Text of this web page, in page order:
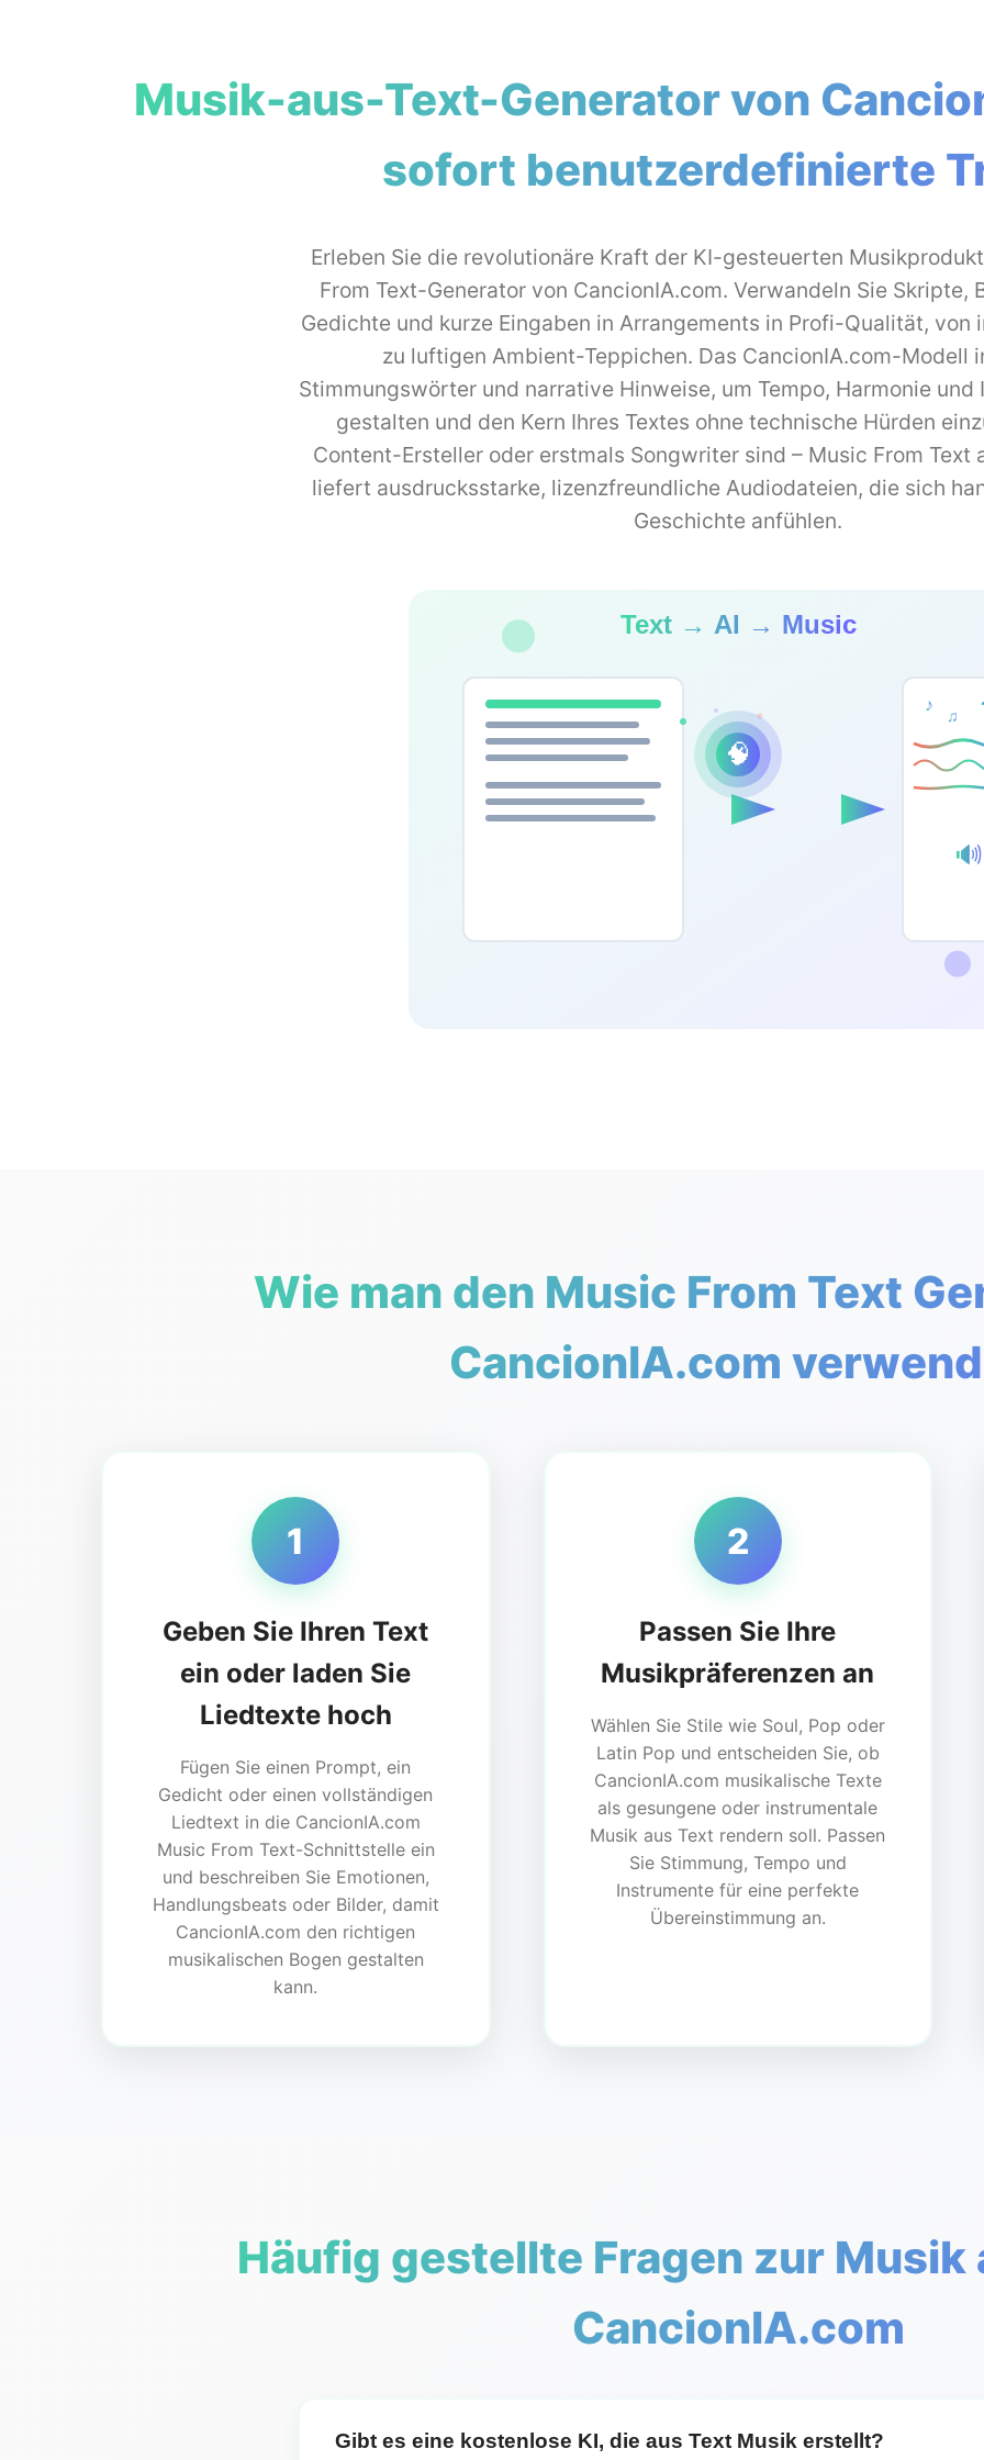
Musik-aus-Text-Generator von
sofort benutzerdefinierte
Erleben Sie die revolutionäre Kraft der KI-gesteuerten
From Text-Generator von CancionIA.com. Verwandeln Sie Skripte,
Gedichte und kurze Eingaben in Arrangements in Profi-Qualität, von
zu luftigen Ambient-Teppichen. Das CancionIA.com-Modell
Stimmungswörter und narrative Hinweise, um Tempo, Harmonie
gestalten und den Kern Ihres Textes ohne technische Hürden
Content-Ersteller oder erstmals Songwriter sind – Music From Text
liefert ausdrucksstarke, lizenzfreundliche Audiodateien, die sich
Geschichte anfühlen.
🧠
♪
♫
🔊
Text → AI → Music
Wie man den Music From Text
CancionIA.com
1
Geben Sie Ihren Text
ein oder laden Sie
Liedtexte hoch
Fügen Sie einen Prompt, ein
Gedicht oder einen vollständigen
Liedtext in die CancionIA.com
Music From Text-Schnittstelle ein
und beschreiben Sie Emotionen,
Handlungsbeats oder Bilder, damit
CancionIA.com den richtigen
musikalischen Bogen gestalten
kann.
2
Passen Sie Ihre
Musikpräferenzen an
Wählen Sie Stile wie Soul, Pop oder
Latin Pop und entscheiden Sie, ob
CancionIA.com musikalische Texte
als gesungene oder instrumentale
Musik aus Text rendern soll. Passen
Sie Stimmung, Tempo und
Instrumente für eine perfekte
Übereinstimmung an.
Häufig gestellte Fragen zur Musik
CancionIA.com
Gibt es eine kostenlose KI, die aus Text Musik erstellt?